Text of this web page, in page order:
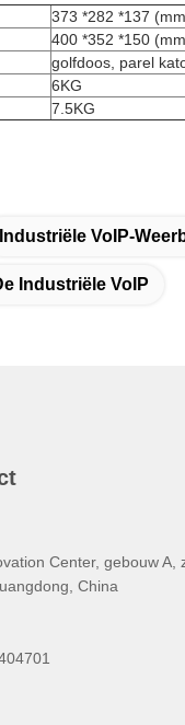
373 *282 *137
400 *352 *150
golfdoos, parel
6KG
7.5KG
Industriële VoIP-
Industriële VoIP
Center, gebouw A,
China